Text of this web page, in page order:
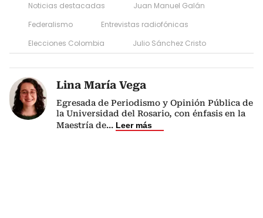
Noticias destacadas
Juan Manuel Galán
Federalismo
Entrevistas radiofónicas
Elecciones Colombia
Julio Sánchez Cristo
Lina María Vega
Egresada de Periodismo y Opinión Pública de
la Universidad del Rosario, con énfasis en la
Maestría de... Leer más